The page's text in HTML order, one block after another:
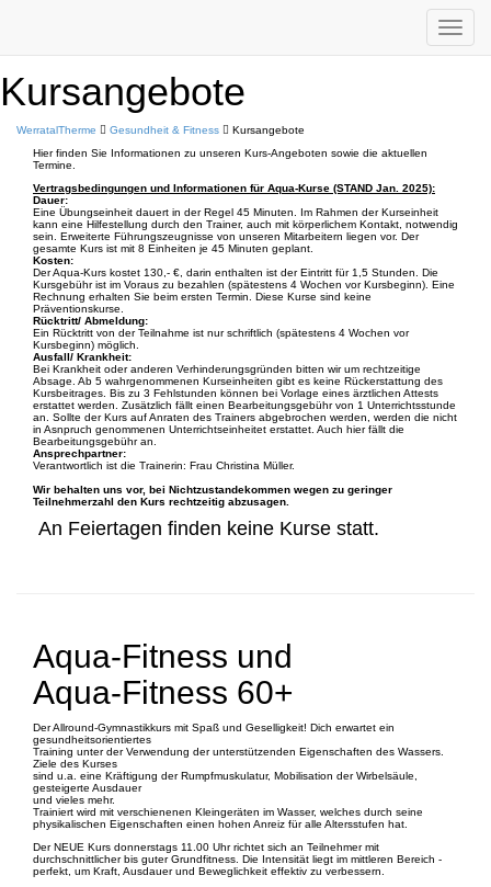
Toggle
Kursangebote
WerratalTherme Gesundheit & Fitness
Kursangebote
Hier finden Sie Informationen zu unseren Kurs-Angeboten sowie die aktuellen
Termine.
Vertragsbedingungen und Informationen für Aqua-Kurse (STAND Jan. 2025):
Dauer:
Eine Übungseinheit dauert in der Regel 45 Minuten. Im Rahmen der Kurseinheit
kann eine Hilfestellung durch den Trainer, auch mit körperlichem Kontakt, notwendig
sein. Erweiterte Führungszeugnisse von unseren Mitarbeitern liegen vor. Der
gesamte Kurs ist mit 8 Einheiten je 45 Minuten geplant.
Kosten:
Der Aqua-Kurs kostet 130,- €, darin enthalten ist der Eintritt für 1,5 Stunden. Die
Kursgebühr ist im Voraus zu bezahlen (spätestens 4 Wochen vor Kursbeginn). Eine
Rechnung erhalten Sie beim ersten Termin. Diese Kurse sind keine
Präventionskurse.
Rücktritt/ Abmeldung:
Ein Rücktritt von der Teilnahme ist nur schriftlich (spätestens 4 Wochen vor
Kursbeginn) möglich.
Ausfall/ Krankheit:
Bei Krankheit oder anderen Verhinderungsgründen bitten wir um rechtzeitige
Absage. Ab 5 wahrgenommenen Kurseinheiten gibt es keine Rückerstattung des
Kursbeitrages. Bis zu 3 Fehlstunden können bei Vorlage eines ärztlichen Attests
erstattet werden. Zusätzlich fällt einen Bearbeitungsgebühr von 1 Unterrichtsstunde
an. Sollte der Kurs auf Anraten des Trainers abgebrochen werden, werden die nicht
in Asnpruch genommenen Unterrichtseinheitet erstattet. Auch hier fällt die
Bearbeitungsgebühr an.
Ansprechpartner:
Verantwortlich ist die Trainerin: Frau Christina Müller.
Wir behalten uns vor, bei Nichtzustandekommen wegen zu geringer
Teilnehmerzahl den Kurs rechtzeitig abzusagen.
An Feiertagen finden keine Kurse statt.
Aqua-Fitness und
Aqua-Fitness 60+
Der Allround-Gymnastikkurs mit Spaß und Geselligkeit! Dich erwartet ein
gesundheitsorientiertes
Training unter der Verwendung der unterstützenden Eigenschaften des Wassers.
Ziele des Kurses
sind u.a. eine Kräftigung der Rumpfmuskulatur, Mobilisation der Wirbelsäule,
gesteigerte Ausdauer
und vieles mehr.
Trainiert wird mit verschienenen Kleingeräten im Wasser, welches durch seine
physikalischen Eigenschaften einen hohen Anreiz für alle Altersstufen hat.
Der NEUE Kurs donnerstags 11.00 Uhr richtet sich an Teilnehmer mit
durchschnittlicher bis guter Grundfitness. Die Intensität liegt im mittleren Bereich -
perfekt, um Kraft, Ausdauer und Beweglichkeit effektiv zu verbessern.